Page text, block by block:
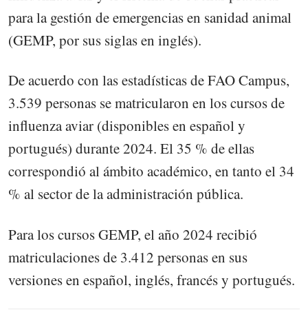
para la gestión de emergencias en sanidad animal
(GEMP, por sus siglas en inglés).
De acuerdo con las estadísticas de FAO Campus,
3.539 personas se matricularon en los cursos de
influenza aviar (disponibles en español y
portugués) durante 2024. El 35 % de ellas
correspondió al ámbito académico, en tanto el 34
% al sector de la administración pública.
Para los cursos GEMP, el año 2024 recibió
matriculaciones de 3.412 personas en sus
versiones en español, inglés, francés y portugués.